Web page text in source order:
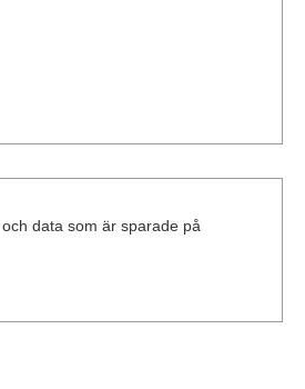
data som är sparade på